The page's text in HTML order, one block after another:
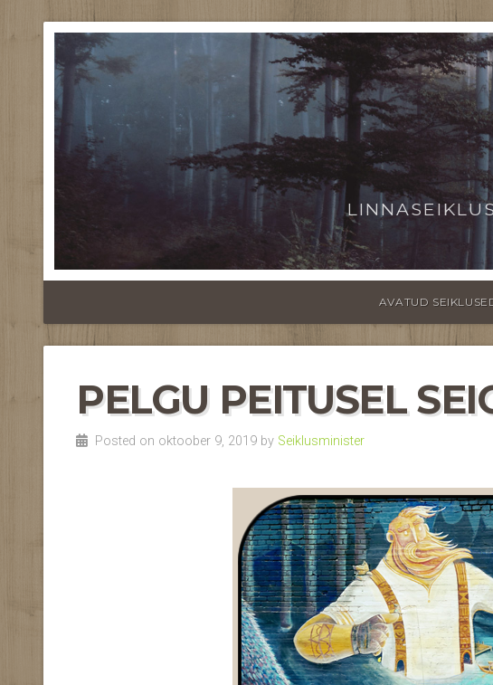
AVATUD
PELGU PEITUSEL
Posted on oktoober 9, 2019 by Seiklusminister